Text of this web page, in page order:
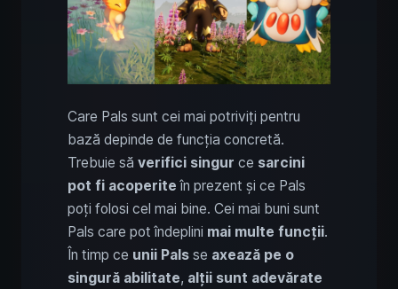
Care Pals sunt cei mai potriviți pentru
bază depinde de funcția concretă.
Trebuie să verifici singur ce sarcini
pot fi acoperite în prezent și ce Pals
poți folosi cel mai bine. Cei mai buni sunt
Pals care pot îndeplini mai multe funcții.
În timp ce unii Pals se axează pe o
singură abilitate, alții sunt adevărate